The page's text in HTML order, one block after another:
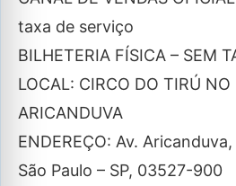
taxa de serviço
BILHETERIA FÍSICA – SEM
LOCAL: CIRCO DO TIRÚ NO
ARICANDUVA
ENDEREÇO: Av.
São Paulo – SP, 03527-900